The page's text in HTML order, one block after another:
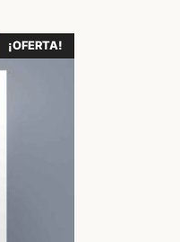
precios:
desde
¡OFERTA!